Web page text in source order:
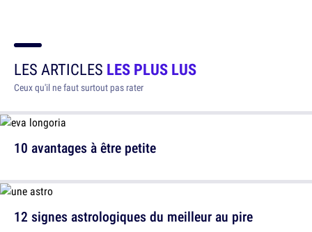
LES ARTICLES LES PLUS LUS
Ceux qu'il ne faut surtout pas rater
10 avantages à être petite
12 signes astrologiques du meilleur au pire